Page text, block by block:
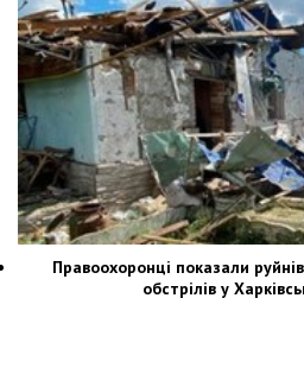
Правоохоронці показали
обстрілів у